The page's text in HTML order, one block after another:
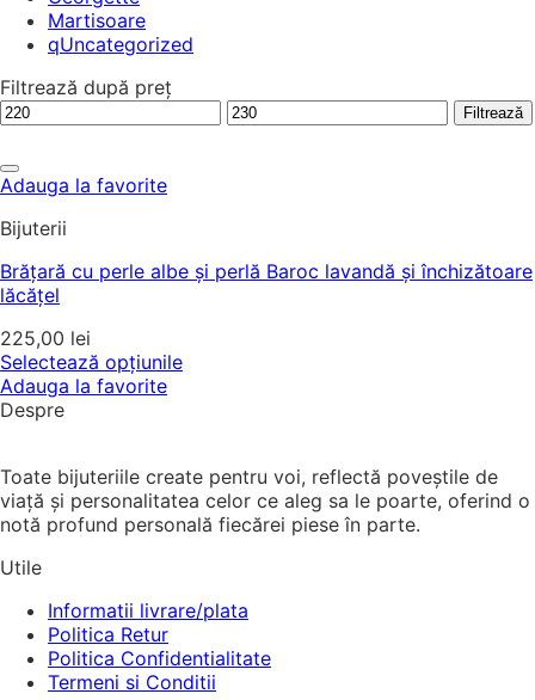
Martisoare
qUncategorized
Filtrează după preț
Preț
Preț
Filtrează
Adauga la favorite
Bijuterii
Brățară cu perle albe și perlă Baroc lavandă și închizătoare
lăcățel
225,00 lei
Selectează opțiunile
Adauga la favorite
Despre
Toate bijuteriile create pentru voi, reflectă poveștile de
viață și personalitatea celor ce aleg sa le poarte, oferind o
notă profund personală fiecărei piese în parte.
Utile
Informatii livrare/plata
Politica Retur
Politica Confidentialitate
Termeni si Conditii